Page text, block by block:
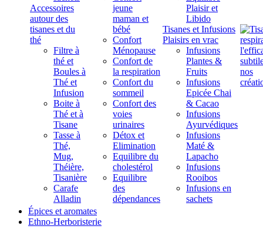
Accessoires
autour des
tisanes et du
thé
Filtre à
thé et
Boules à
Thé et
Infusion
Boite à
Thé et à
Tisane
Tasse à
Thé,
Mug,
Théière,
Tisanière
Carafe
Alladin
jeune
maman et
bébé
Confort
Ménopause
Confort de
la respiration
Confort du
sommeil
Confort des
voies
urinaires
Détox et
Elimination
Equilibre du
cholestérol
Equilibre
des
dépendances
Plaisir et
Libido
Tisanes et Infusions
Plaisirs en vrac
Infusions
Plantes &
Fruits
Infusions
Epicée Chai
& Cacao
Infusions
Ayurvédiques
Infusions
Maté &
Lapacho
Infusions
Rooibos
Infusions en
sachets
Épices et aromates
Ethno-Herboristerie